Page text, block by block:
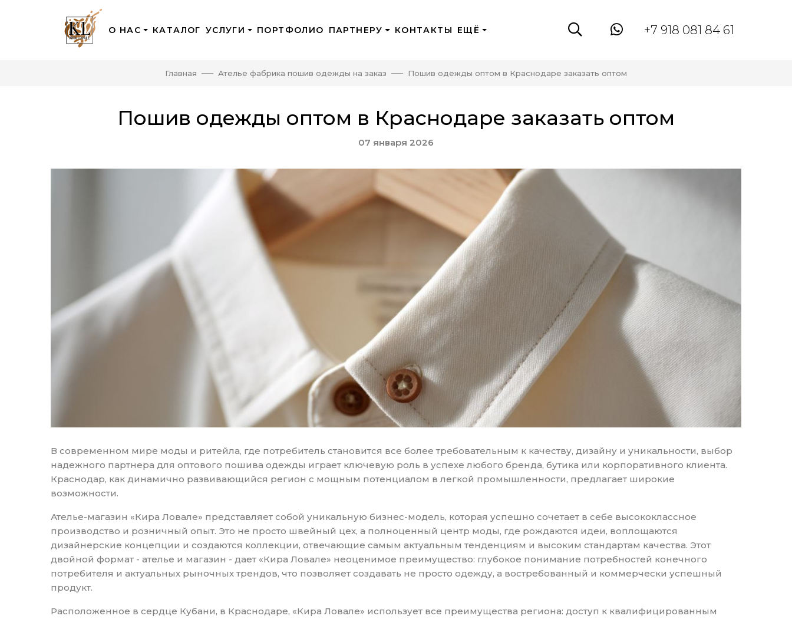
О НАС КАТАЛОГ УСЛУГИ ПОРТФОЛИО ПАРТНЕРУ КОНТАКТЫ ЕЩЁ +7 918 081 84 61
Главная Ателье фабрика пошив одежды на заказ Пошив одежды оптом в Краснодаре заказать оптом
Пошив одежды оптом в Краснодаре заказать оптом
07 января 2026
В современном мире моды и ритейла, где потребитель становится все более требовательным к качеству, дизайну и уникальности, выбор
надежного партнера для оптового пошива одежды играет ключевую роль в успехе любого бренда, бутика или корпоративного клиента.
Краснодар, как динамично развивающийся регион с мощным потенциалом в легкой промышленности, предлагает широкие
возможности.
Ателье-магазин «Кира Ловале» представляет собой уникальную бизнес-модель, которая успешно сочетает в себе высококлассное
производство и розничный опыт. Это не просто швейный цех, а полноценный центр моды, где рождаются идеи, воплощаются
дизайнерские концепции и создаются коллекции, отвечающие самым актуальным тенденциям и высоким стандартам качества. Этот
двойной формат - ателье и магазин - дает «Кира Ловале» неоценимое преимущество: глубокое понимание потребностей конечного
потребителя и актуальных рыночных трендов, что позволяет создавать не просто одежду, а востребованный и коммерчески успешный
продукт.
Расположенное в сердце Кубани, в Краснодаре, «Кира Ловале» использует все преимущества региона: доступ к квалифицированным